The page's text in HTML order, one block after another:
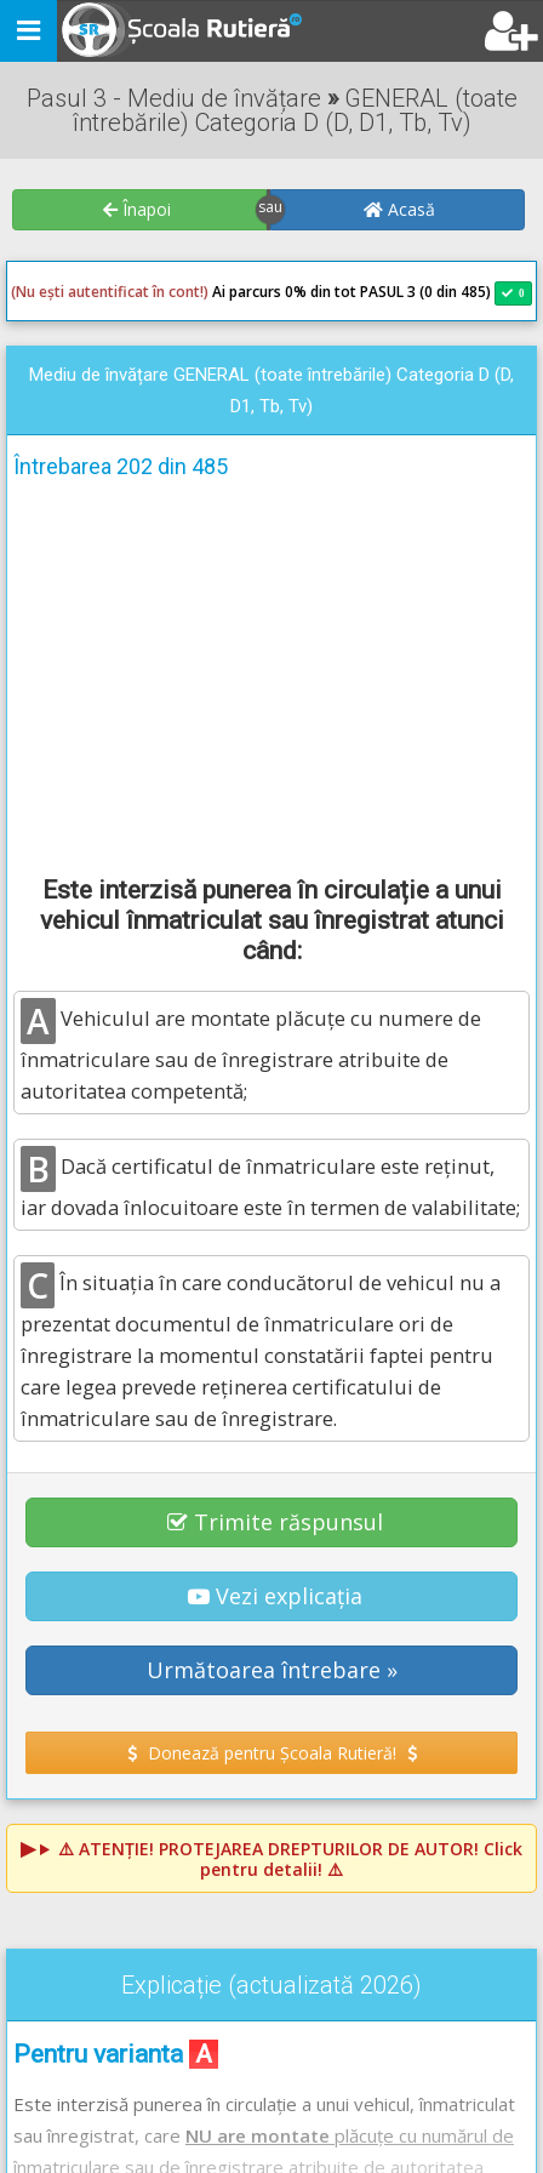
Toggle
navigation
Pasul 3 - Mediu de învățare »GENERAL (toate
întrebările) Categoria D (D, D1, Tb, Tv)
Înapoi Acasă
(Nu ești autentificat în cont!) Ai parcurs 0% din tot PASUL 3 (0 din 485) 0
Mediu de învățare GENERAL (toate întrebările) Categoria D (D,
D1, Tb, Tv)
Întrebarea 202 din 485
Este interzisă punerea în circulație a unui
vehicul înmatriculat sau înregistrat atunci
când:
A Vehiculul are montate plăcuțe cu numere de
înmatriculare sau de înregistrare atribuite de
autoritatea competentă;
B Dacă certificatul de înmatriculare este reținut,
iar dovada înlocuitoare este în termen de valabilitate;
C În situația în care conducătorul de vehicul nu a
prezentat documentul de înmatriculare ori de
înregistrare la momentul constatării faptei pentru
care legea prevede reținerea certificatului de
înmatriculare sau de înregistrare.
Trimite răspunsul
Vezi explicația
Următoarea întrebare »
Donează pentru Școala Rutieră!
⚠️ ATENȚIE! PROTEJAREA DREPTURILOR DE AUTOR! Click
pentru detalii! ⚠️
Explicație (actualizată 2026)
Pentru varianta A
Este interzisă punerea în circulație a unui vehicul, înmatriculat
sau înregistrat, care NU are montate plăcuțe cu numărul de
înmatriculare sau de înregistrare atribuite de autoritatea